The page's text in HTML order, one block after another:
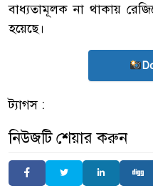
বাধ্যতামূলক না থাকায়
হয়েছে।
ট্যাগস :
নিউজটি শেয়ার করুন